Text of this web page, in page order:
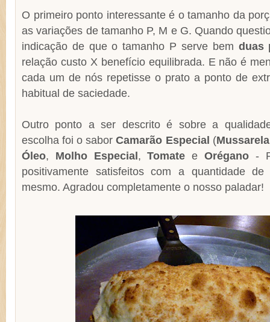
O primeiro ponto interessante é o tamanho da
as variações de tamanho P, M e G. Quando
indicação de que o tamanho P serve bem duas
relação custo X benefício equilibrada. E não é
cada um de nós repetisse o prato a ponto de
habitual de saciedade.
Outro ponto a ser descrito é sobre a
escolha foi o saborCamarão Especial (Mussarela
Óleo, Molho Especial,Tomate eOrégano -
positivamente satisfeitos com a quantidade
mesmo. Agradou completamente o nosso paladar!